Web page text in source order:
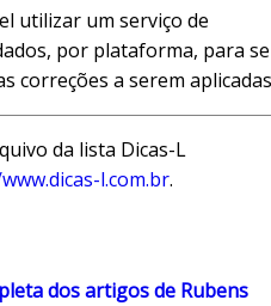
utilizar um serviço de
por plataforma, para se
correções a serem
da lista Dicas-L
l.com.br.
dos artigos de Rubens